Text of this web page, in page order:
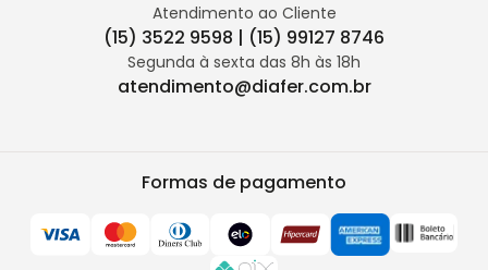
Atendimento ao Cliente
(15) 3522 9598 | (15) 99127 8746
Segunda à sexta das 8h às 18h
atendimento@diafer.com.br
Formas de pagamento